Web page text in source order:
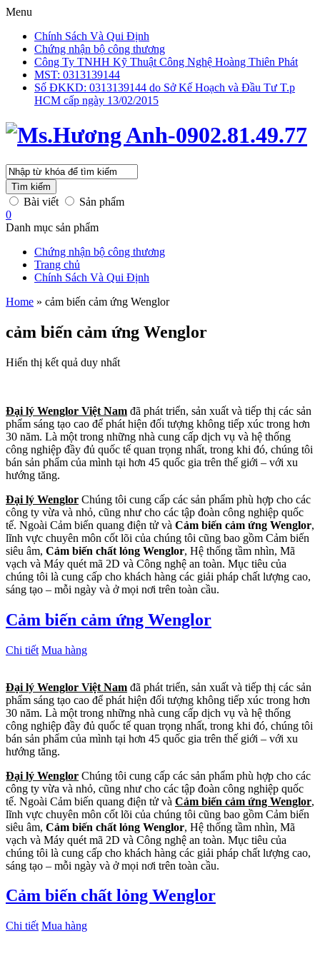
Menu
Chính Sách Và Qui Định
Chứng nhận bộ công thương
Công Ty TNHH Kỹ Thuật Công Nghệ Hoàng Thiên Phát
MST: 0313139144
Số ĐKKD: 0313139144 do Sở Kế Hoạch và Đầu Tư T.p
HCM cấp ngày 13/02/2015
Tìm kiếm
Bài viết
Sản phẩm
0
Danh mục sản phẩm
Chứng nhận bộ công thương
Trang chủ
Chính Sách Và Qui Định
Home » cảm biến cảm ứng Wenglor
cảm biến cảm ứng Wenglor
Hiển thị kết quả duy nhất
Đại lý Wenglor Việt Nam đã phát triển, sản xuất và tiếp thị các sản
phẩm sáng tạo cao để phát hiện đối tượng không tiếp xúc trong hơn
30 năm. Là một trong những nhà cung cấp dịch vụ và hệ thống
công nghiệp đầy đủ quốc tế quan trọng nhất, trong khi đó, chúng tôi
bán sản phẩm của mình tại hơn 45 quốc gia trên thế giới – với xu
hướng tăng.
Đại lý Wenglor Chúng tôi cung cấp các sản phẩm phù hợp cho các
công ty vừa và nhỏ, cũng như cho các tập đoàn công nghiệp quốc
tế. Ngoài Cảm biến quang điện tử và Cảm biến cảm ứng Wenglor,
lĩnh vực chuyên môn cốt lõi của chúng tôi cũng bao gồm Cảm biến
siêu âm, Cảm biến chất lỏng Wenglor, Hệ thống tầm nhìn, Mã
vạch và Máy quét mã 2D và Công nghệ an toàn. Mục tiêu của
chúng tôi là cung cấp cho khách hàng các giải pháp chất lượng cao,
sáng tạo – mỗi ngày và ở mọi nơi trên toàn cầu.
Cảm biến cảm ứng Wenglor
Chi tiết Mua hàng
Đại lý Wenglor Việt Nam đã phát triển, sản xuất và tiếp thị các sản
phẩm sáng tạo cao để phát hiện đối tượng không tiếp xúc trong hơn
30 năm. Là một trong những nhà cung cấp dịch vụ và hệ thống
công nghiệp đầy đủ quốc tế quan trọng nhất, trong khi đó, chúng tôi
bán sản phẩm của mình tại hơn 45 quốc gia trên thế giới – với xu
hướng tăng.
Đại lý Wenglor Chúng tôi cung cấp các sản phẩm phù hợp cho các
công ty vừa và nhỏ, cũng như cho các tập đoàn công nghiệp quốc
tế. Ngoài Cảm biến quang điện tử và Cảm biến cảm ứng Wenglor,
lĩnh vực chuyên môn cốt lõi của chúng tôi cũng bao gồm Cảm biến
siêu âm, Cảm biến chất lỏng Wenglor, Hệ thống tầm nhìn, Mã
vạch và Máy quét mã 2D và Công nghệ an toàn. Mục tiêu của
chúng tôi là cung cấp cho khách hàng các giải pháp chất lượng cao,
sáng tạo – mỗi ngày và ở mọi nơi trên toàn cầu.
Cảm biến chất lỏng Wenglor
Chi tiết Mua hàng